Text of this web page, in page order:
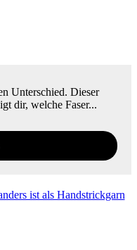
Unterschied. Dieser
dir, welche Faser...